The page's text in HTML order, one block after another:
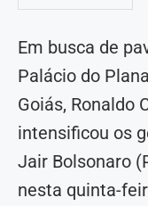
Em busca de
Palácio do
Goiás, Ronaldo
intensificou os
Jair Bolsonaro
nesta quinta-